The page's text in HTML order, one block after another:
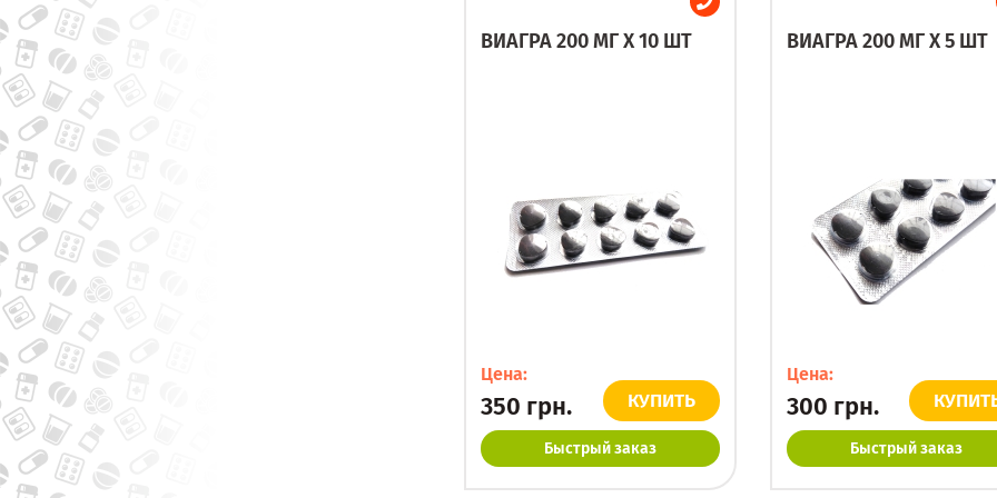
ВИАГРА 200 МГ X 10 ШТ
Цена:
350 грн. КУПИТЬ
Быстрый заказ
ВИАГРА 200 МГ X 5 ШТ
Цена:
300 грн.
Быстрый заказ